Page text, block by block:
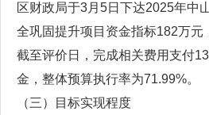
区财政局于3月5日下达2025年中
全巩固提升项目资金指标182万元
截至评价日，完成相关费用支付
金，整体预算执行率为71.99%。
（三）目标实现程度